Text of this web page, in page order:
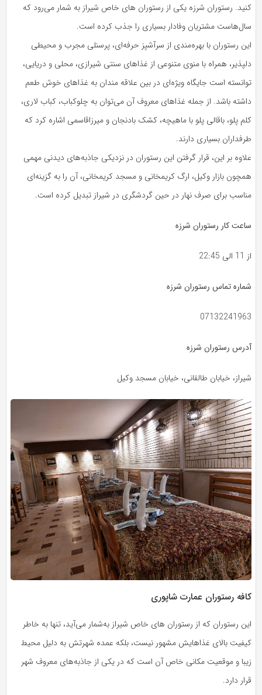
کنید. رستوران شرزه یکی از رستوران های خاص شیراز به شمار می‌رود که
سال‌هاست مشتریان وفادار بسیاری را جذب کرده است.
این رستوران با بهره‌مندی از سرآشپز حرفه‌ای، پرسنلی مجرب و محیطی
دلپذیر، همراه با منوی متنوعی از غذاهای سنتی شیرازی، محلی و دریایی،
توانسته است جایگاه ویژه‌ای در بین علاقه مندان به غذاهای خوش طعم
داشته باشد. از جمله غذاهای معروف آن می‌توان به چلوکباب، کباب لاری،
کلم پلو، باقالی پلو با ماهیچه، کشک بادنجان و میرزاقاسمی اشاره کرد که
طرفداران بسیاری دارند.
علاوه بر این، قرار گرفتن این رستوران در نزدیکی جاذبه‌های دیدنی مهمی
همچون بازار وکیل، ارگ کریمخانی و مسجد کریمخانی، آن را به گزینه‌ای
مناسب برای صرف نهار در حین گردشگری در شیراز تبدیل کرده است.
ساعت کار رستوران شرزه
از 11 الی 22:45
شماره تماس رستوران شرزه
07132241963
آدرس رستوران شرزه
شیراز، خیابان طالقانی، خیابان مسجد وکیل
کافه رستوران عمارت شاپوری
این رستوران که از رستوران های خاص شیراز به‌شمار می‌آید، تنها به خاطر
کیفیت بالای غذاهایش مشهور نیست، بلکه عمده شهرتش به دلیل محیط
زیبا و موقعیت مکانی خاص آن است که در یکی از جاذبه‌های معروف شهر
قرار دارد.